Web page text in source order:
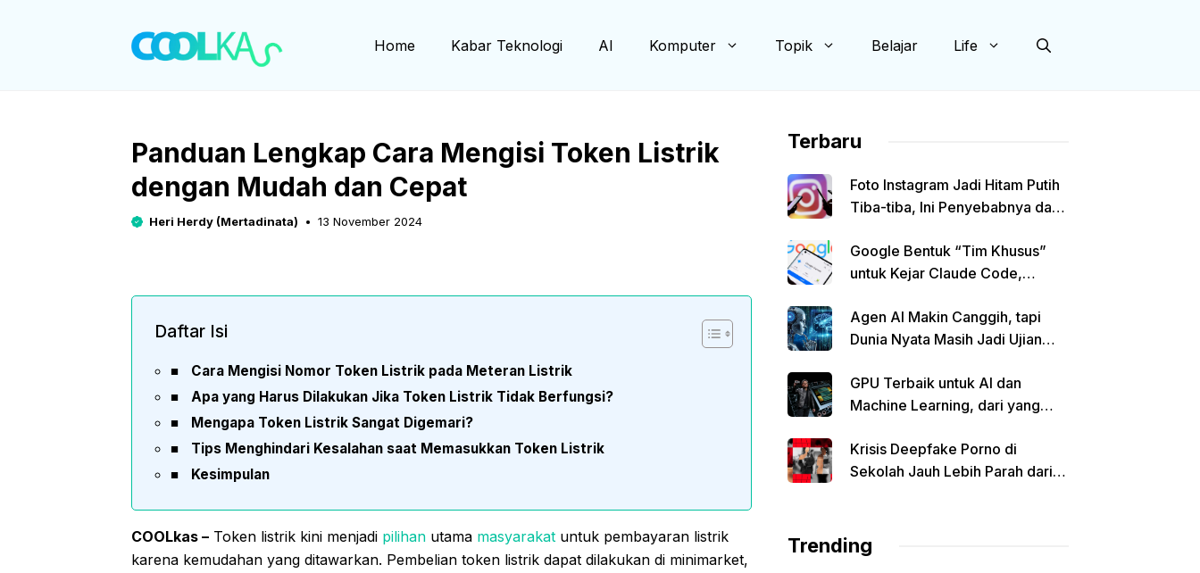
Home Kabar Teknologi AI Komputer Topik Belajar Life
Panduan Lengkap Cara Mengisi Token Listrik
dengan Mudah dan Cepat
Heri Herdy (Mertadinata) 13 November 2024
Daftar Isi
Cara Mengisi Nomor Token Listrik pada Meteran Listrik
Apa yang Harus Dilakukan Jika Token Listrik Tidak Berfungsi?
Mengapa Token Listrik Sangat Digemari?
Tips Menghindari Kesalahan saat Memasukkan Token Listrik
Kesimpulan
COOLkas – Token listrik kini menjadi pilihan utama masyarakat untuk pembayaran listrik
karena kemudahan yang ditawarkan. Pembelian token listrik dapat dilakukan di minimarket,
Terbaru
Foto Instagram Jadi Hitam Putih
Tiba-tiba, Ini Penyebabnya dan
Google Bentuk “Tim Khusus”
untuk Kejar Claude Code,
Tertinggal
Agen AI Makin Canggih, tapi
Dunia Nyata Masih Jadi Ujian
GPU Terbaik untuk AI dan
Machine Learning, dari yang
Kantong
Krisis Deepfake Porno di
Sekolah Jauh Lebih Parah dari
Trending